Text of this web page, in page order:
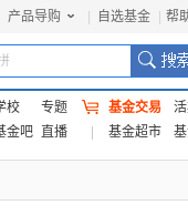
产品导购 自选基金 帮
校
专题
金吧 直播
基金交易
基金超市